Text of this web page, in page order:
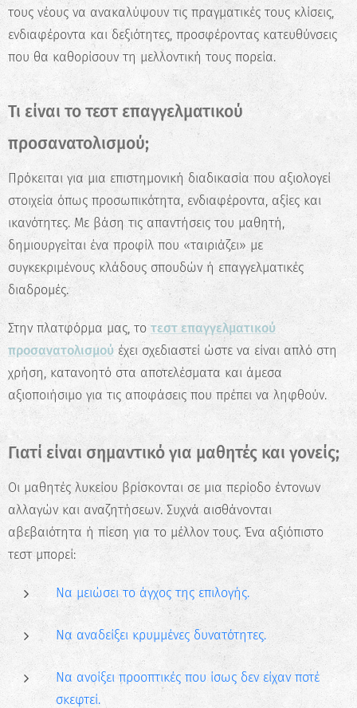
τους νέους να ανακαλύψουν τις πραγματικές τους κλίσεις,
ενδιαφέροντα και δεξιότητες, προσφέροντας κατευθύνσεις
που θα καθορίσουν τη μελλοντική τους πορεία.
Τι είναι το τεστ επαγγελματικού
προσανατολισμού;
Πρόκειται για μια επιστημονική διαδικασία που αξιολογεί
στοιχεία όπως προσωπικότητα, ενδιαφέροντα, αξίες και
ικανότητες. Με βάση τις απαντήσεις του μαθητή,
δημιουργείται ένα προφίλ που «ταιριάζει» με
συγκεκριμένους κλάδους σπουδών ή επαγγελματικές
διαδρομές.
Στην πλατφόρμα μας, το τεστ επαγγελματικού
προσανατολισμούέχει σχεδιαστεί ώστε να είναι απλό στη
χρήση, κατανοητό στα αποτελέσματα και άμεσα
αξιοποιήσιμο για τις αποφάσεις που πρέπει να ληφθούν.
Γιατί είναι σημαντικό για μαθητές και γονείς;
Οι μαθητές λυκείου βρίσκονται σε μια περίοδο έντονων
αλλαγών και αναζητήσεων. Συχνά αισθάνονται
αβεβαιότητα ή πίεση για το μέλλον τους. Ένα αξιόπιστο
τεστ μπορεί:
Να μειώσει το άγχος της επιλογής.
Να αναδείξει κρυμμένες δυνατότητες.
Να ανοίξει προοπτικές που ίσως δεν είχαν ποτέ
σκεφτεί.